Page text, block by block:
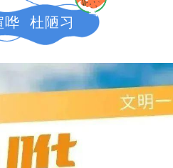
哗 杜陋习